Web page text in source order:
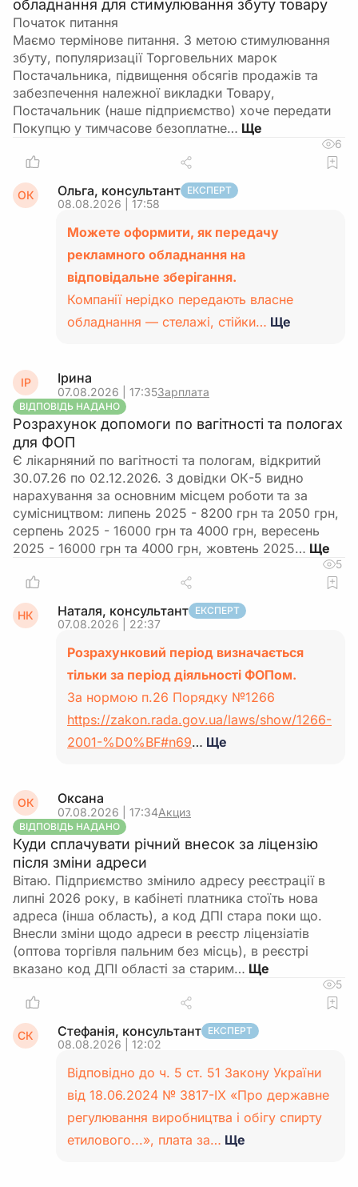
обладнання для стимулювання збуту товару
Початок питання
Маємо термінове питання. З метою стимулювання
збуту, популяризації Торговельних марок
Постачальника, підвищення обсягів продажів та
забезпечення належної викладки Товару,
Постачальник (наше підприємство) хоче передати
Покупцю у тимчасове безоплатне…
6
ОК Ольга, консультант ЕКСПЕРТ
08.08.2026 | 17:58
Можете оформити, як передачу
рекламного обладнання на
відповідальне зберігання.
Компанії нерідко передають власне
обладнання — стелажі, стійки… Ще
ІР Ірина
07.08.2026 | 17:35Зарплата
ВІДПОВІДЬ НАДАНО
Розрахунок допомоги по вагітності та пологах
для ФОП
Є лікарняний по вагітності та пологам, відкритий
30.07.26 по 02.12.2026. З довідки ОК-5 видно
нарахування за основним місцем роботи та за
сумісництвом: липень 2025 - 8200 грн та 2050 грн,
серпень 2025 - 16000 грн та 4000 грн, вересень
2025 - 16000 грн та 4000 грн, жовтень 2025…
5
НК Наталя, консультант ЕКСПЕРТ
07.08.2026 | 22:37
Розрахунковий період визначається
тільки за період діяльності ФОПом.
За нормою п.26 Порядку №1266
https://zakon.rada.gov.ua/laws/show/1266-
2001-%D0%BF#n69… Ще
ОК Оксана
07.08.2026 | 17:34Акциз
ВІДПОВІДЬ НАДАНО
Куди сплачувати річний внесок за ліцензію
після зміни адреси
Вітаю. Підприємство змінило адресу реєстрації в
липні 2026 року, в кабінеті платника стоїть нова
адреса (інша область), а код ДПІ стара поки що.
Внесли зміни щодо адреси в реєстр ліцензіатів
(оптова торгівля пальним без місць), в реєстрі
вказано код ДПІ області за старим…
5
СК Стефанія, консультант ЕКСПЕРТ
08.08.2026 | 12:02
Відповідно до ч. 5 ст. 51 Закону України
від 18.06.2024 № 3817-IX «Про державне
регулювання виробництва і обігу спирту
етилового...», плата за… Ще